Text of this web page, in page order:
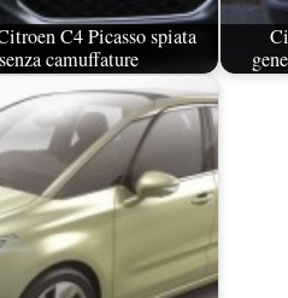
C4 Picasso spiata
senza camuffature